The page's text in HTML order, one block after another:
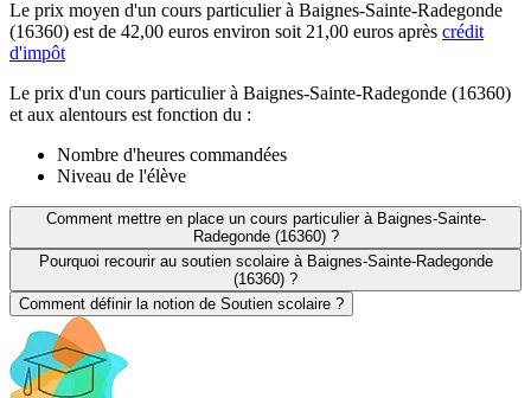
Le prix moyen d'un cours particulier à Baignes-Sainte-Radegonde
(16360) est de 42,00 euros environ soit 21,00 euros après crédit
d'impôt
Le prix d'un cours particulier à Baignes-Sainte-Radegonde (16360)
et aux alentours est fonction du :
Nombre d'heures commandées
Niveau de l'élève
Comment mettre en place un cours particulier à Baignes-Sainte-
Radegonde (16360) ?
Pourquoi recourir au soutien scolaire à Baignes-Sainte-Radegonde
(16360) ?
Comment définir la notion de Soutien scolaire ?